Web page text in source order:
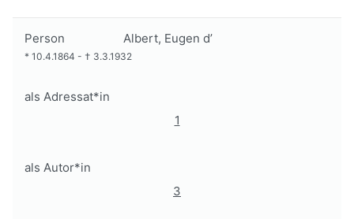
Person Albert, Eugen d’
* 10.4.1864 - † 3.3.1932
als Adressat*in
1
als Autor*in
3